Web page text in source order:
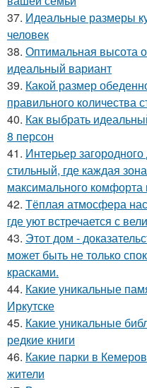
37. Идеальные размеры
человек
38. Оптимальная высота
идеальный вариант
39. Какой размер
правильного количества
40. Как выбрать
8 персон
41. Интерьер
стильный, где каждая
максимального комфорта
42. Тёплая атмосфера
где уют встречается с
43. Этот дом -
может быть не только
красками.
44. Какие уникальные
Иркутске
45. Какие уникальные
редкие книги
46. Какие парки в
жители